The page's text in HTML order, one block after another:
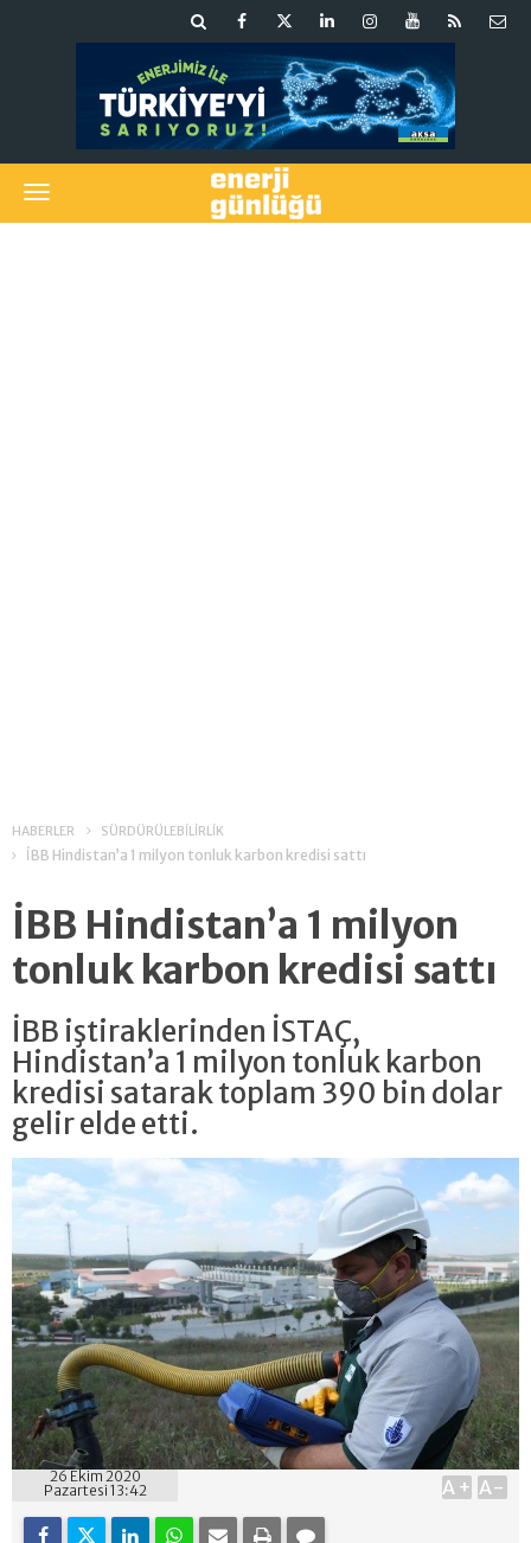
HABERLER SÜRDÜRÜLEBİLİRLİK
İBB Hindistan’a 1 milyon tonluk karbon kredisi sattı
İBB Hindistan’a 1 milyon
tonluk karbon kredisi sattı
İBB iştiraklerinden İSTAÇ,
Hindistan’a 1 milyon tonluk karbon
kredisi satarak toplam 390 bin dolar
gelir elde etti.
26 Ekim 2020
Pazartesi 13:42
A+ A-